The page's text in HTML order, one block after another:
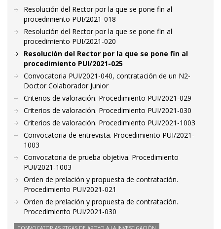
Resolución del Rector por la que se pone fin al
procedimiento PUI/2021-018
Resolución del Rector por la que se pone fin al
procedimiento PUI/2021-020
Resolución del Rector por la que se pone fin al
procedimiento PUI/2021-025
Convocatoria PUI/2021-040, contratación de un N2-
Doctor Colaborador Junior
Criterios de valoración. Procedimiento PUI/2021-029
Criterios de valoración. Procedimiento PUI/2021-030
Criterios de valoración. Procedimiento PUI/2021-1003
Convocatoria de entrevista. Procedimiento PUI/2021-
1003
Convocatoria de prueba objetiva. Procedimiento
PUI/2021-1003
Orden de prelación y propuesta de contratación.
Procedimiento PUI/2021-021
Orden de prelación y propuesta de contratación.
Procedimiento PUI/2021-030